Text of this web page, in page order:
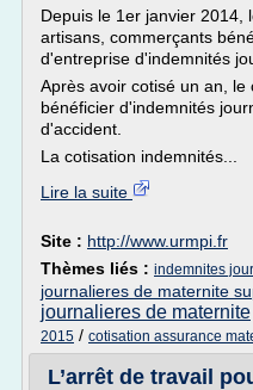
Depuis le 1er janvier 2014,
artisans, commerçants
d'entreprise d'indemnités
Après avoir cotisé un an,
bénéficier d'indemnités
d'accident.
La cotisation indemnités...
Lire la suite
Site : http://www.urmpi.fr
Thèmes liés : indemnites
journalieres de maternite
journalieres de maternite
2015 / cotisation assurance
L’arrêt de travail